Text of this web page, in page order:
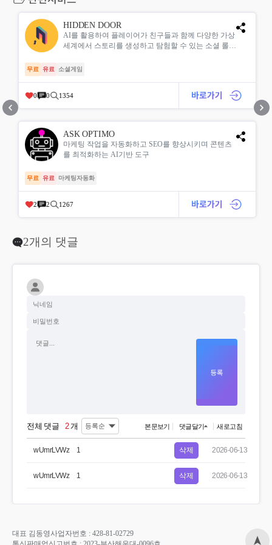
HIDDEN DOOR
AI를 활용하여 플레이어가 친구들과 함께 다양한 가상
세계에서 스토리를 생성하고 탐험할 수 있는 소셜 롤플
무료 유료 소셜게임
0 0 1354
ASK OPTIMO
마케팅 작업을 자동화하고 SEO를 향상시키며 콘텐츠
를 최적화하는 AI기반 도구
무료 유료 마케팅자동화
2 2 1267
2개의 댓글
전체 댓글 2 개 본문보기 댓글달기 새로고침
wUmrLVWz 1 삭제 2026-06-13
wUmrLVWz 1 삭제 2026-06-13
대표 김동영사업자번호 : 428-81-02729